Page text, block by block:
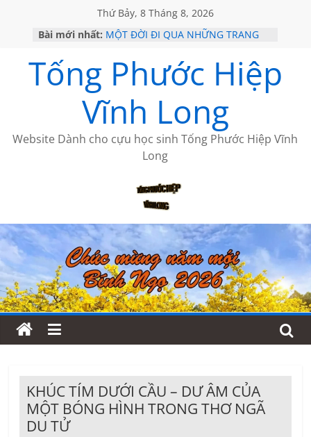
Thứ Bảy, 8 Tháng 8, 2026
Bài mới nhất: MỘT ĐỜI ĐI QUA NHỮNG TRANG
KHÔNG ĐỀ 19 CỦA THÁI LÃO
CHÙM THƠ CỦA BÍCH HÀ
GIÃ TỪ ĐÀ LẠT của ANTH ĐOÀN
HỌC SỬ HỒI XƯA
Tống Phước Hiệp
Vĩnh Long
Website Dành cho cựu học sinh Tống Phước Hiệp Vĩnh
Long
KHÚC TÍM DƯỚI CẦU – DƯ ÂM CỦA
MỘT BÓNG HÌNH TRONG THƠ NGÃ
DU TỬ